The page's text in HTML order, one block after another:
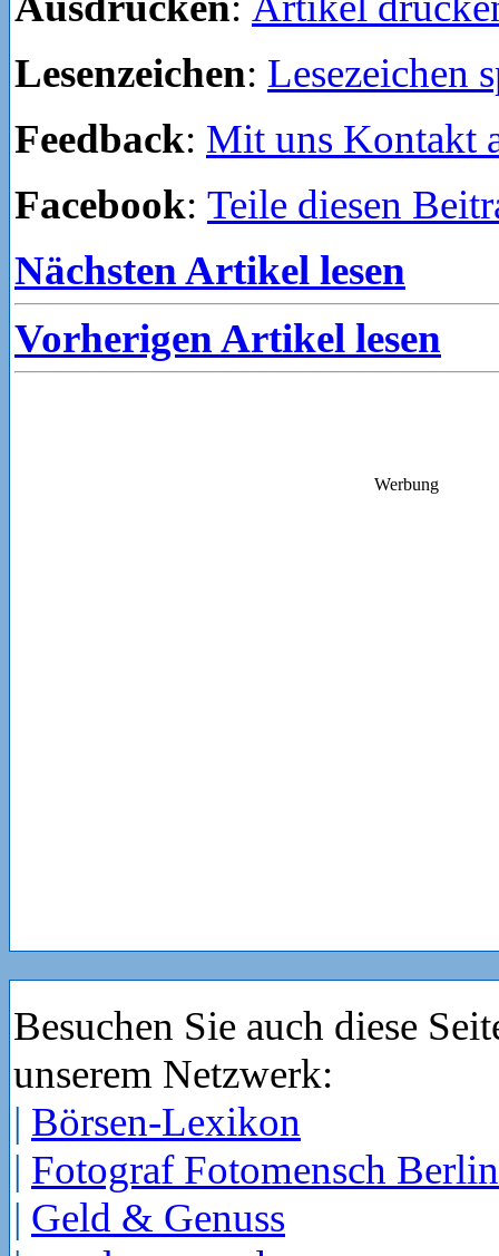
Lesenzeichen: Lesezeichen
Feedback: Mit uns Kontakt
Facebook: Teile diesen
Nächsten Artikel lesen
Vorherigen Artikel lesen
Werbung
Besuchen Sie auch diese
unserem Netzwerk:
| Börsen-Lexikon
| Fotograf Fotomensch Berlin
| Geld & Genuss